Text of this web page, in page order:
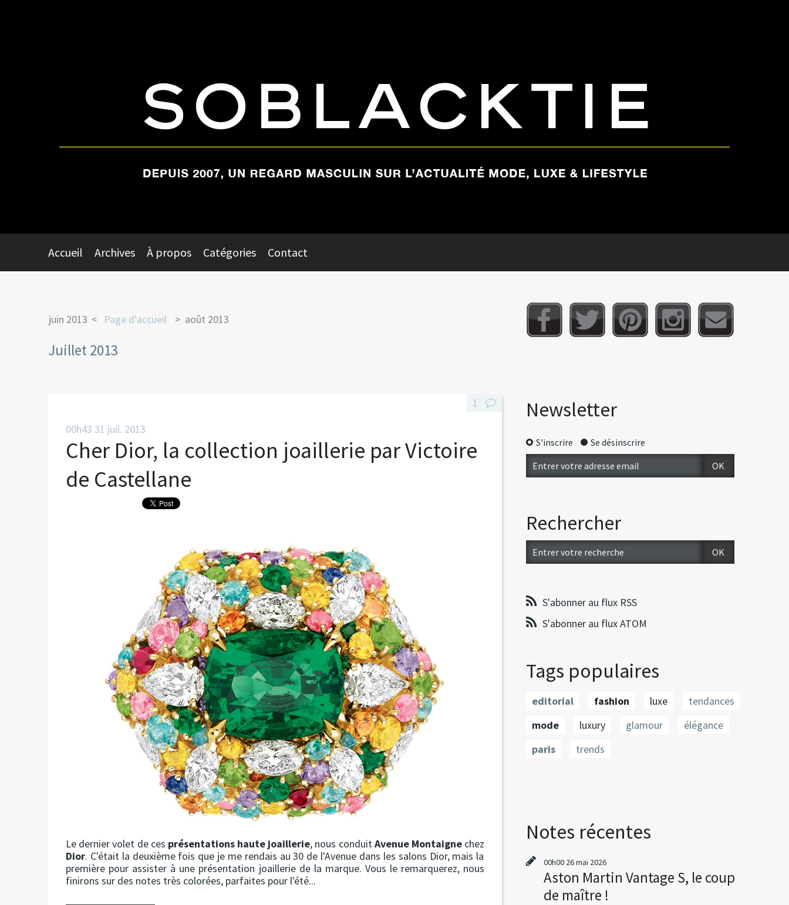
Accueil Archives À propos Catégories Contact
juin 2013 Page d'accueil août 2013
Juillet 2013
00h43 31 juil. 2013
Cher Dior, la collection joaillerie par Victoire
de Castellane
Le dernier volet de ces présentations haute joaillerie, nous conduitAvenue Montaignechez
Dior. C'était la deuxième fois que je me rendais au 30 de l'Avenue dans les salons Dior, mais la
première pour assister à une présentation joaillerie de la marque. Vous le remarquerez, nous
finirons sur des notes très colorées, parfaites pour l'été...
1 Newsletter
S'inscrire Se désinscrire
Rechercher
S'abonner au flux RSS
S'abonner au flux ATOM
Tags populaires
editorial fashion luxe
tendances
mode
luxury glamour
élégance
paris
trends
Notes récentes
00h00 26mai 2026
Aston Martin Vantage S, le coup
de maître !